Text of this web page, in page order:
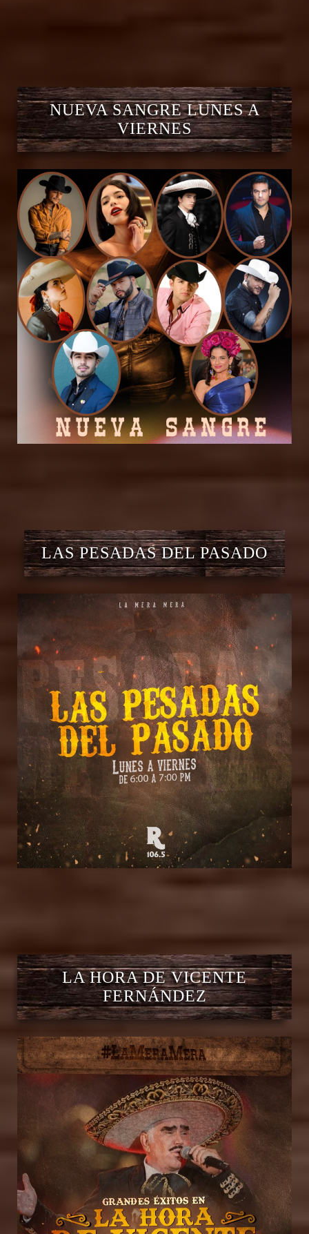
NUEVA SANGRE LUNES A
VIERNES
LAS PESADAS DEL PASADO
LA HORA DE VICENTE
FERNÁNDEZ